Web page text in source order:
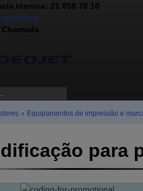
técnica: 21 958 78 10
connosco
› Equipamentos de impressão e
para